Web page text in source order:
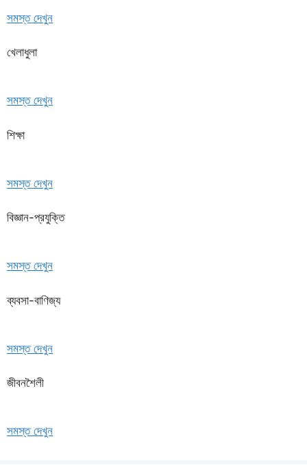
সমস্ত দেখুন
খেলাধুলা
সমস্ত দেখুন
শিক্ষা
সমস্ত দেখুন
বিজ্ঞান-প্রযুক্তি
সমস্ত দেখুন
ব্যবসা-বাণিজ্য
সমস্ত দেখুন
জীবনশৈলী
সমস্ত দেখুন